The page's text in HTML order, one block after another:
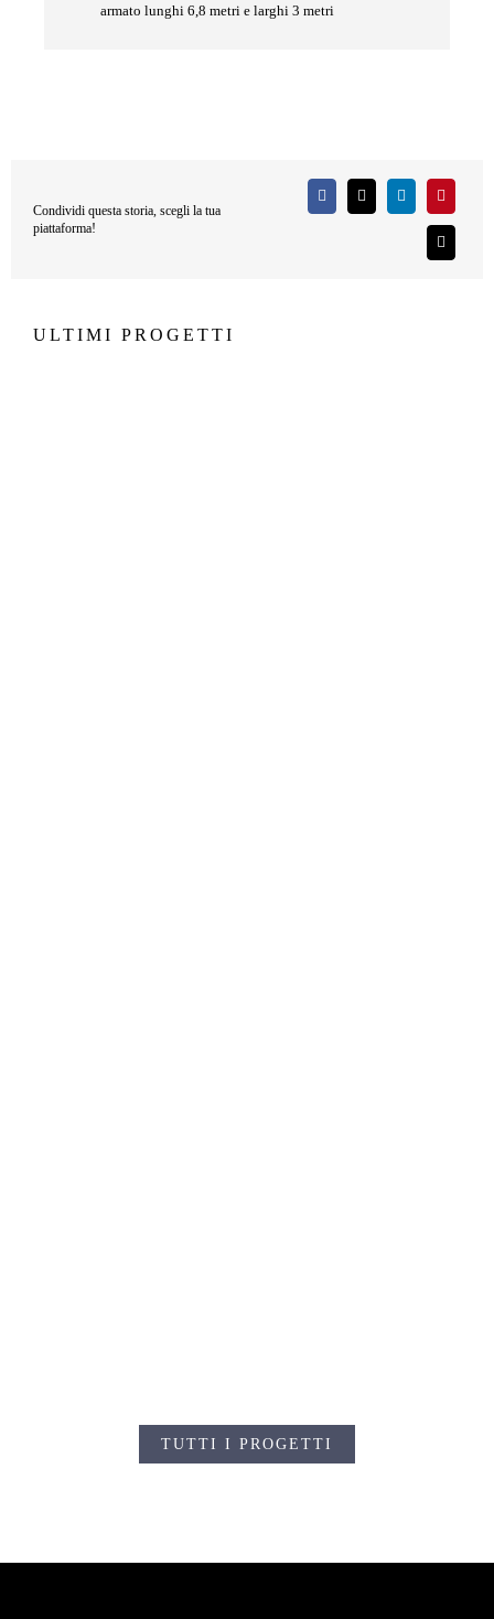
armato lunghi 6,8 metri e larghi 3 metri
Condividi questa storia, scegli la tua
piattaforma!
ULTIMI PROGETTI
TUTTI I PROGETTI